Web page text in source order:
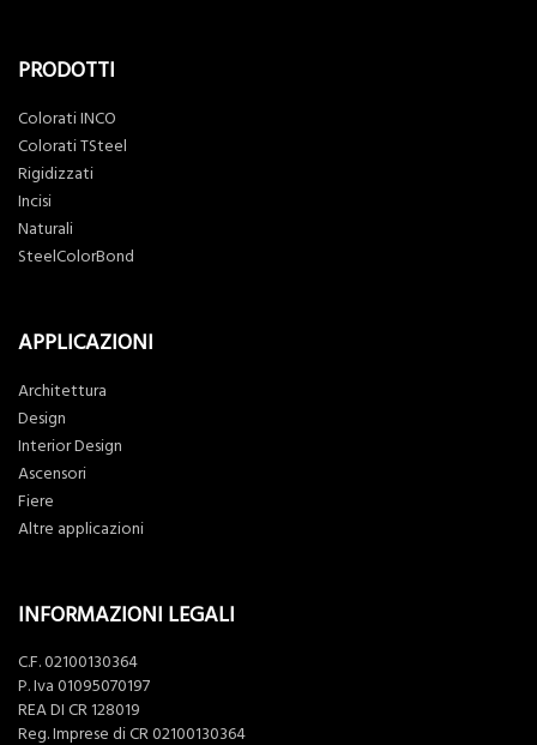
PRODOTTI
Colorati INCO
Colorati TSteel
Rigidizzati
Incisi
Naturali
SteelColorBond
APPLICAZIONI
Architettura
Design
Interior Design
Ascensori
Fiere
Altre applicazioni
INFORMAZIONI LEGALI
C.F. 02100130364
P. Iva 01095070197
REA DI CR 128019
Reg. Imprese di CR 02100130364